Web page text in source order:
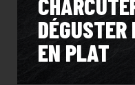
EN PLAT